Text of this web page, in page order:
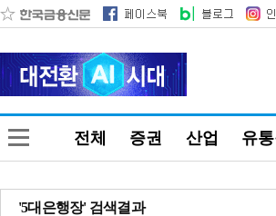
전체 증권 산업 유
'5대은행장' 검색결과